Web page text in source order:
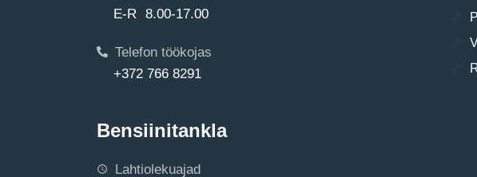
E-R 8.00-17.00
Telefon töökojas
+372 766 8291
Bensiinitankla
Lahtiolekuajad